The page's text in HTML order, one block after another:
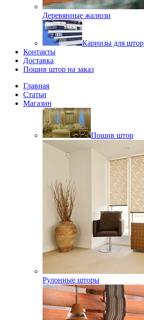
Деревянные жалюзи
Карнизы для штор
Контакты
Доставка
Пошив штор на заказ
Главная
Статьи
Магазин
Пошив штор
Рулонные шторы